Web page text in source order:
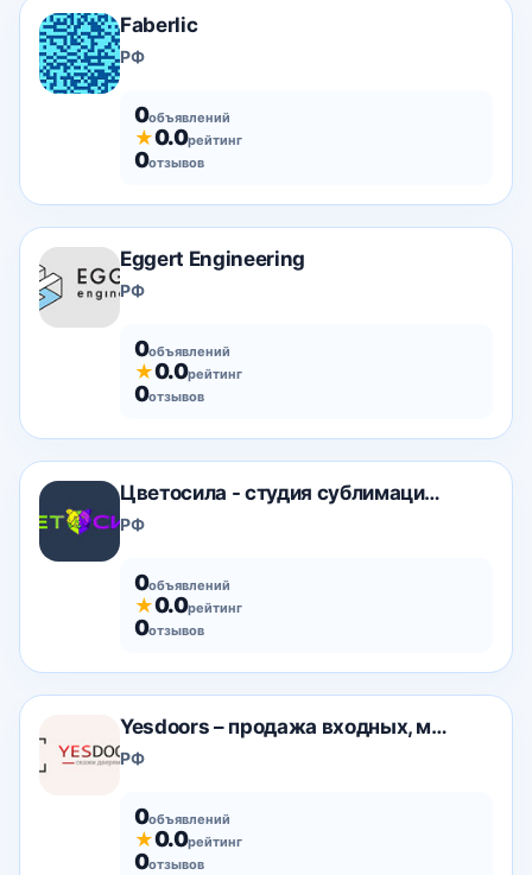
Faberlic
РФ
0объявлений
★0.0рейтинг
0отзывов
Eggert Engineering
РФ
0объявлений
★0.0рейтинг
0отзывов
Цветосила - cтудия сублимационной печати
РФ
0объявлений
★0.0рейтинг
0отзывов
Yesdoors – продажа входных, межкомнатных дверей
РФ
0объявлений
★0.0рейтинг
0отзывов